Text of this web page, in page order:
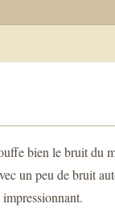
bien le bruit du
un peu de